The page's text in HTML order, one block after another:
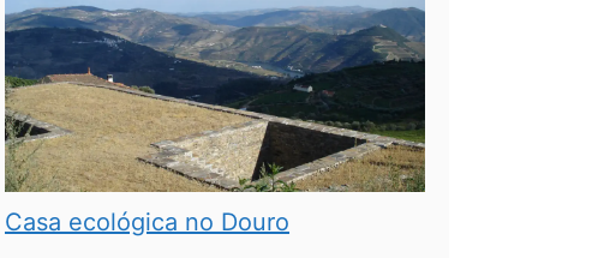
Casa ecológica no Douro